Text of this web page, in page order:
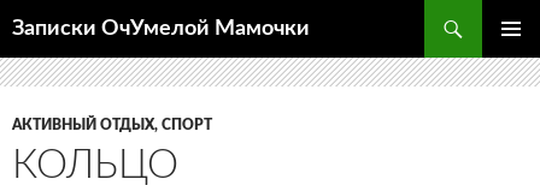
содержимому
Записки ОчУмелой Мамочки
МЕНЮ
АКТИВНЫЙ ОТДЫХ, СПОРТ
КОЛЬЦО